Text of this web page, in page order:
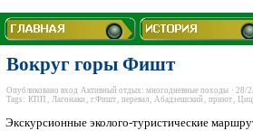
Вокруг горы Фишт
Опубликовано вход Активный отдых: многодневные походы · 28/
Tags: КПП , Лагонаки, г.Фишт, перевал, Абадзешский, приют,
Экскурсионные эколого-туристические